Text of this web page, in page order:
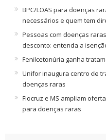
BPC/LOAS para doenças
necessários e quem tem
Pessoas com doenças
desconto: entenda a
Fenilcetonúria ganha
Unifor inaugura centro de
doenças raras
Fiocruz e MS ampliam
para doenças raras